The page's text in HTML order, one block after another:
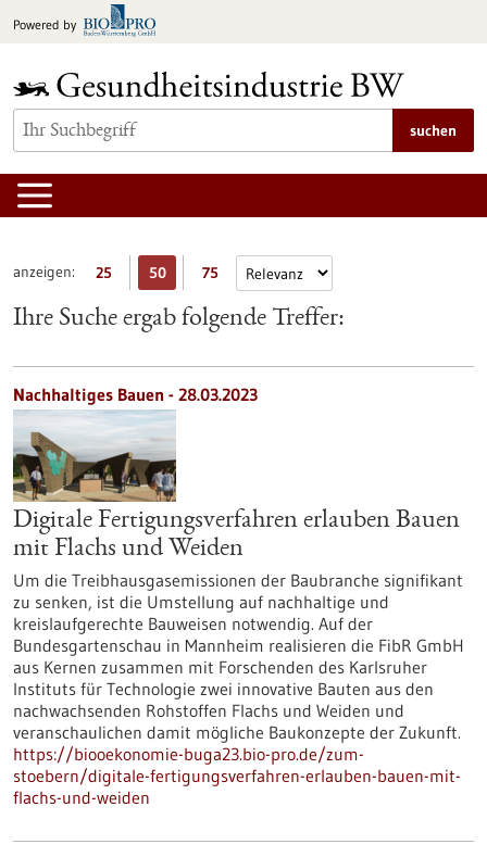
Inhalt
Powered by
suchen
anzeigen: 25 50 75
Ihre Suche ergab folgende Treffer:
Nachhaltiges Bauen - 28.03.2023
Digitale Fertigungsverfahren erlauben Bauen
mit Flachs und Weiden
Um die Treibhausgasemissionen der Baubranche signifikant
zu senken, ist die Umstellung auf nachhaltige und
kreislaufgerechte Bauweisen notwendig. Auf der
Bundesgartenschau in Mannheim realisieren die FibR GmbH
aus Kernen zusammen mit Forschenden des Karlsruher
Instituts für Technologie zwei innovative Bauten aus den
nachwachsenden Rohstoffen Flachs und Weiden und
veranschaulichen damit mögliche Baukonzepte der Zukunft.
https://biooekonomie-buga23.bio-pro.de/zum-
stoebern/digitale-fertigungsverfahren-erlauben-bauen-mit-
flachs-und-weiden